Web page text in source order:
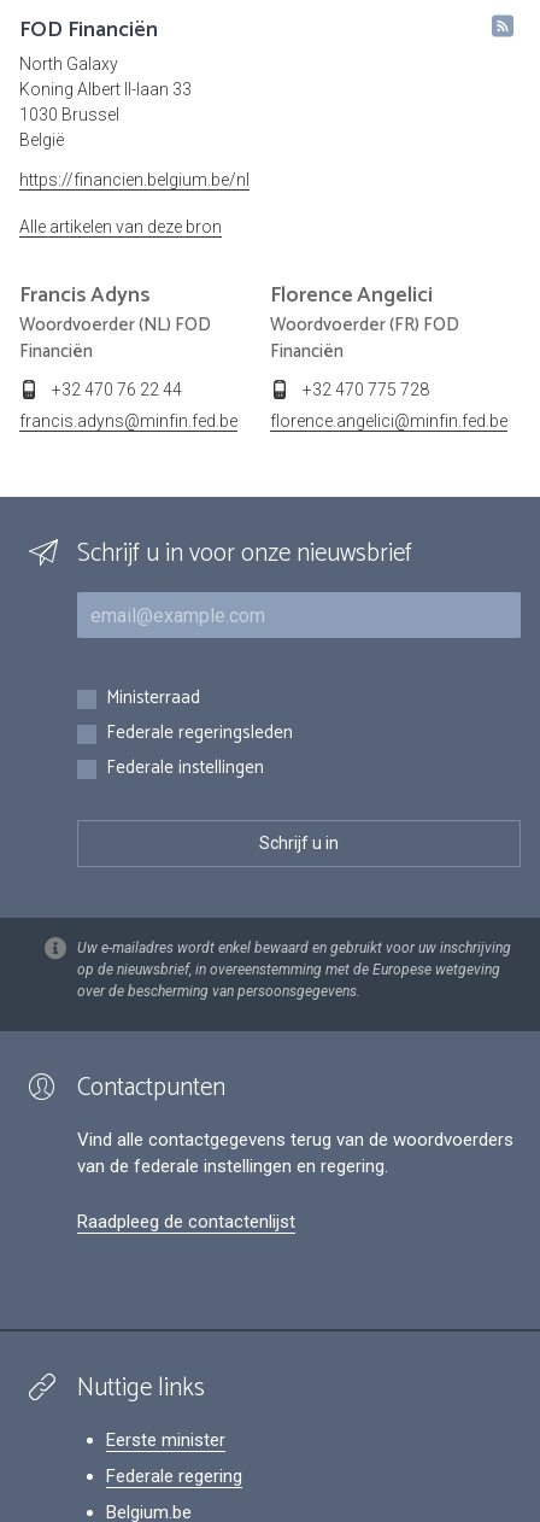
FOD Financiën
North Galaxy
Koning Albert II-laan 33
1030 Brussel
België
https://financien.belgium.be/nl
Alle artikelen van deze bron
FrancisAdyns
Woordvoerder (NL) FOD
Financiën
+32 470 76 22 44
francis.adyns@minfin.fed.be
FlorenceAngelici
Woordvoerder (FR) FOD
Financiën
+32 470 775 728
florence.angelici@minfin.fed.be
Schrijf u in voor onze nieuwsbrief
E-mail
Inschrijvingen
Ministerraad
Federale regeringsleden
Federale instellingen
Uw e-mailadres wordt enkel bewaard en gebruikt voor uw inschrijving
op de nieuwsbrief, in overeenstemming met de Europese wetgeving
over de bescherming van persoonsgegevens.
Contactpunten
Vind alle contactgegevens terug van de woordvoerders
van de federale instellingen en regering.
Raadpleeg de contactenlijst
Nuttige links
Eerste minister
Federale regering
Belgium.be